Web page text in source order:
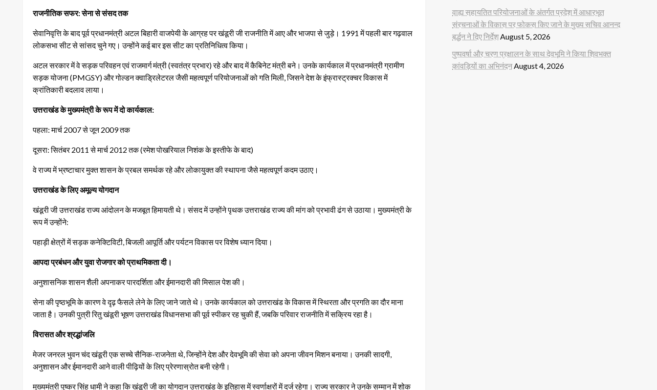
राजनीतिक सफर: सेना से संसद तक
सेवानिवृत्ति के बाद पूर्व प्रधानमंत्री अटल बिहारी वाजपेयी के आग्रह पर खंडूरी जी राजनीति में आए और भाजपा से जुड़े। 1991 में पहली बार गढ़वाल
लोकसभा सीट से सांसद चुने गए। उन्होंने कई बार इस सीट का प्रतिनिधित्व किया।
अटल सरकार में वे सड़क परिवहन एवं राजमार्ग मंत्री (स्वतंत्र प्रभार) रहे और बाद में कैबिनेट मंत्री बने। उनके कार्यकाल में प्रधानमंत्री ग्रामीण
सड़क योजना (PMGSY) और गोल्डन क्वाड्रिलेटरल जैसी महत्वपूर्ण परियोजनाओं को गति मिली, जिसने देश के इंफ्रास्ट्रक्चर विकास में
क्रांतिकारी बदलाव लाया।
उत्तराखंड के मुख्यमंत्री के रूप में दो कार्यकाल:
पहला: मार्च 2007 से जून 2009 तक
दूसरा: सितंबर 2011 से मार्च 2012 तक (रमेश पोखरियाल निशंक के इस्तीफे के बाद)
वे राज्य में भ्रष्टाचार मुक्त शासन के प्रबल समर्थक रहे और लोकायुक्त की स्थापना जैसे महत्वपूर्ण कदम उठाए।
उत्तराखंड के लिए अमूल्य योगदान
खंडूरी जी उत्तराखंड राज्य आंदोलन के मजबूत हिमायती थे। संसद में उन्होंने पृथक उत्तराखंड राज्य की मांग को प्रभावी ढंग से उठाया। मुख्यमंत्री के
रूप में उन्होंने:
पहाड़ी क्षेत्रों में सड़क कनेक्टिविटी, बिजली आपूर्ति और पर्यटन विकास पर विशेष ध्यान दिया।
आपदा प्रबंधन और युवा रोजगार को प्राथमिकता दी।
अनुशासनिक शासन शैली अपनाकर पारदर्शिता और ईमानदारी की मिसाल पेश की।
सेना की पृष्ठभूमि के कारण वे दृढ़ फैसले लेने के लिए जाने जाते थे। उनके कार्यकाल को उत्तराखंड के विकास में स्थिरता और प्रगति का दौर माना
जाता है। उनकी पुत्री रितु खंडूरी भूषण उत्तराखंड विधानसभा की पूर्व स्पीकर रह चुकी हैं, जबकि परिवार राजनीति में सक्रिय रहा है।
विरासत और श्रद्धांजलि
मेजर जनरल भुवन चंद खंडूरी एक सच्चे सैनिक-राजनेता थे, जिन्होंने देश और देवभूमि की सेवा को अपना जीवन मिशन बनाया। उनकी सादगी,
अनुशासन और ईमानदारी आने वाली पीढ़ियों के लिए प्रेरणास्रोत बनी रहेगी।
मुख्यमंत्री पुष्कर सिंह धामी ने कहा कि खंडूरी जी का योगदान उत्तराखंड के इतिहास में स्वर्णाक्षरों में दर्ज रहेगा। राज्य सरकार ने उनके सम्मान में शोक
वाह्य सहायतित परियोजनाओं के अंतर्गत प्रदेश में आधारभूत
संरचनाओं के विकास पर फोकस किए जाने के मुख्य सचिव आनन्द
बर्द्धन ने दिए निर्देशAugust 5, 2026
पुष्पवर्षा और चरण प्रक्षालन के साथ देवभूमि ने किया शिवभक्त
कांवड़ियों का अभिनंदनAugust 4, 2026